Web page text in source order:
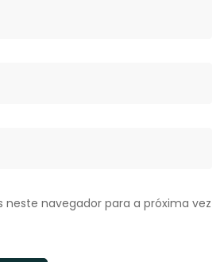
neste navegador para a próxima vez